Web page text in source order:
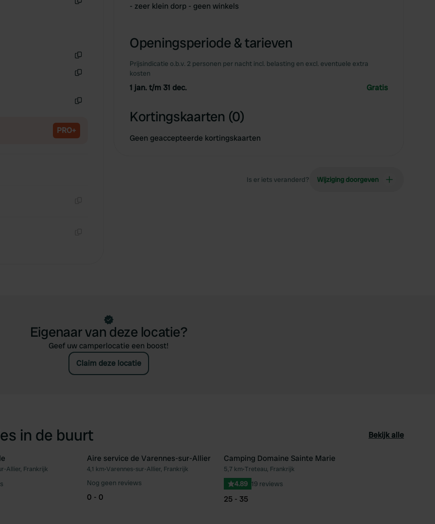
PRO+
- zeer klein dorp - geen winkels
Openingsperiode & tarieven
Prijsindicatie o.b.v. 2 personen per nacht incl. belasting en excl. eventuele extra
kosten
1 jan. t/m 31 dec. Gratis
Kortingskaarten (0)
Geen geaccepteerde kortingskaarten
Is er iets veranderd? Wijziging doorgeven
Eigenaar van deze locatie?
Geef uw camperlocatie een boost!
Claim deze locatie
in de buurt Bekijk alle
Favoriet
Allier, Frankrijk Favoriet
Aire service de Varennes-sur-Allier
4,1 km•Varennes-sur-Allier, Frankrijk
Nog geen reviews
0 - 0
Camping Domaine Sainte Marie
5,7 km•Treteau, Frankrijk
4.89 19 reviews
25 - 35